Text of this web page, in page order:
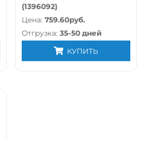
(1396092)
Цена: 759.60руб.
Отгрузка: 35-50 дней
КУПИТЬ